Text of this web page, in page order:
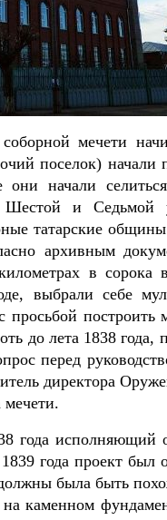
мечети
поселок)
начали
Шестой и Седьмой
татарские
архивным
в
выбрали себе
просьбой
до лета 1838
перед
директора
мечети.
года исполняющий
года проект
была быть
каменном